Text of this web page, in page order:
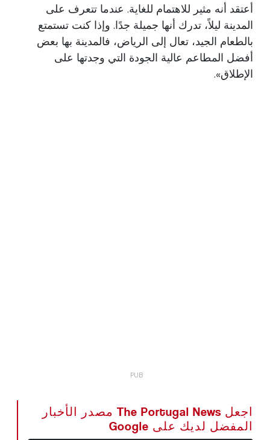
أعتقد أنه مثير للاهتمام للغاية. عندما تتعرف على
المدينة ليلاً، تدرك أنها جميلة جدًا. وإذا كنت تستمتع
بالطعام الجيد، تعال إلى الرياض، فالمدينة بها بعض
أفضل المطاعم عالية الجودة التي وجدتها على
الإطلاق».
اجعل The Portugal News مصدر الأخبار
المفضل لديك على Google